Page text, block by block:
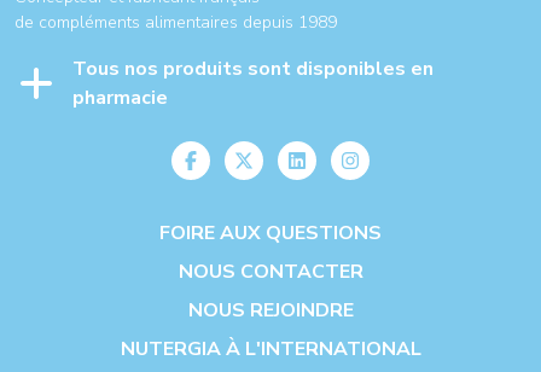
de compléments alimentaires depuis 1989
Tous nos produits sont disponibles en
pharmacie
FOIRE AUX QUESTIONS
NOUS CONTACTER
NOUS REJOINDRE
NUTERGIA À L'INTERNATIONAL